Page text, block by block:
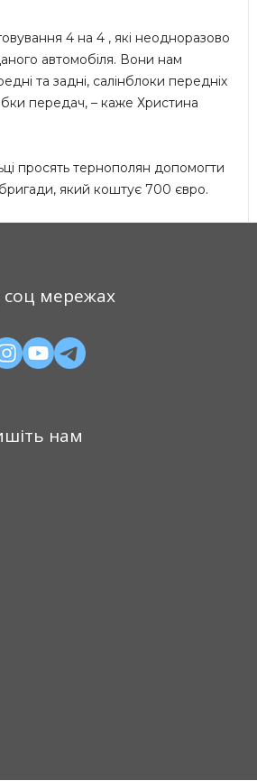
4 на 4 , які неодноразово
автомобіля. Вони нам
та задні, салінблоки передніх
передач, – каже Христина
просять тернополян допомогти
який коштує 700 євро.
мережах
нам